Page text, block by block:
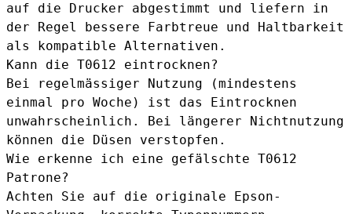
auf die Drucker abgestimmt und liefern in
der Regel bessere Farbtreue und Haltbarkeit
als kompatible Alternativen.
Kann die T0612 eintrocknen?
Bei regelmässiger Nutzung (mindestens
einmal pro Woche) ist das Eintrocknen
unwahrscheinlich. Bei längerer Nichtnutzung
können die Düsen verstopfen.
Wie erkenne ich eine gefälschte T0612
Patrone?
Achten Sie auf die originale Epson-